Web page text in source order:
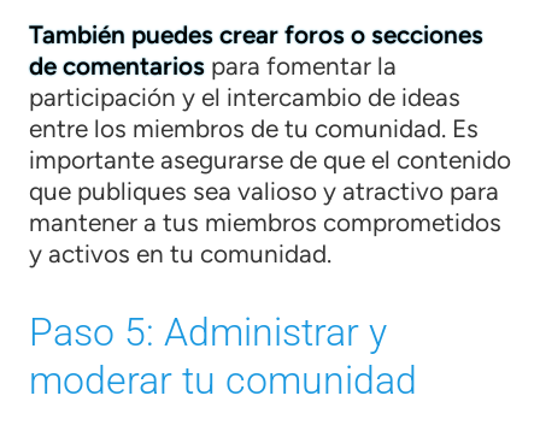
También puedes crear foros o secciones
de comentarios para fomentar la
participación y el intercambio de ideas
entre los miembros de tu comunidad. Es
importante asegurarse de que el contenido
que publiques sea valioso y atractivo para
mantener a tus miembros comprometidos
y activos en tu comunidad.
Paso 5: Administrar y
moderar tu comunidad